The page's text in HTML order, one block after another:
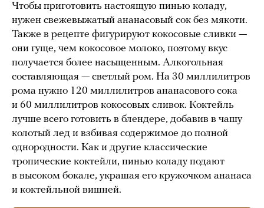
Чтобы приготовить настоящую пинью коладу,
нужен свежевыжатый ананасовый сок без мякоти.
Также в рецепте фигурируют кокосовые сливки —
они гуще, чем кокосовое молоко, поэтому вкус
получается более насыщенным. Алкогольная
составляющая — светлый ром. На 30 миллилитров
рома нужно 120 миллилитров ананасового сока
и 60 миллилитров кокосовых сливок. Коктейль
лучше всего готовить в блендере, добавив в чашу
колотый лед и взбивая содержимое до полной
однородности. Как и другие классические
тропические коктейли, пинью коладу подают
в высоком бокале, украшая его кружочком ананаса
и коктейльной вишней.